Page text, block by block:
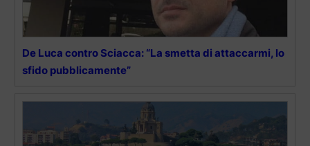
De Luca contro Sciacca: “La smetta di attaccarmi, lo
sfido pubblicamente”